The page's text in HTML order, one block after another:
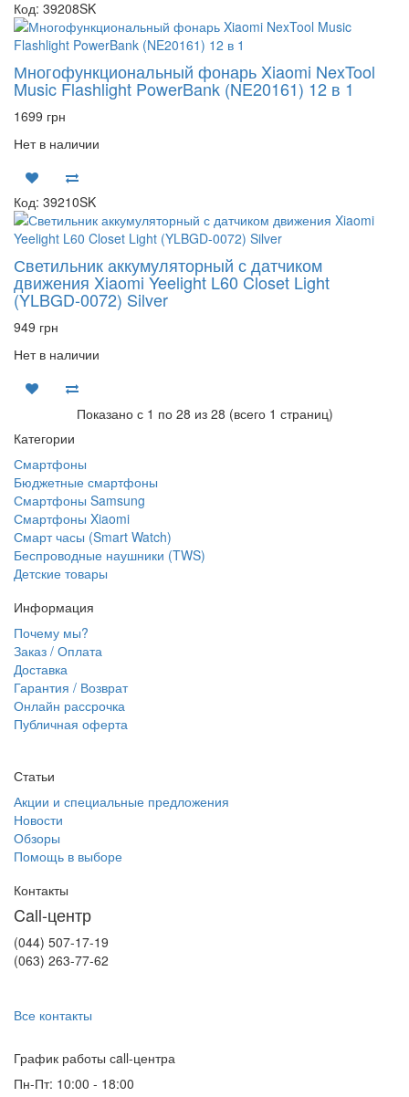
Код: 39208SK
Многофункциональный фонарь Xiaomi NexTool
Music Flashlight PowerBank (NE20161) 12 в 1
1699 грн
Нет в наличии
Код: 39210SK
Светильник аккумуляторный с датчиком
движения Xiaomi Yeelight L60 Closet Light
(YLBGD-0072) Silver
949 грн
Нет в наличии
Показано с 1 по 28 из 28 (всего 1 страниц)
Категории
Смартфоны
Бюджетные смартфоны
Смартфоны Samsung
Смартфоны Xiaomi
Смарт часы (Smart Watch)
Беспроводные наушники (TWS)
Детские товары
Информация
Почему мы?
Заказ / Оплата
Доставка
Гарантия / Возврат
Онлайн рассрочка
Публичная оферта
Статьи
Акции и специальные предложения
Новости
Обзоры
Помощь в выборе
Контакты
Call-центр
(044) 507-17-19
(063) 263-77-62
Все контакты
График работы сall-центра
Пн-Пт: 10:00 - 18:00